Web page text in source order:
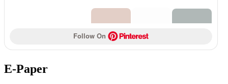
Follow On
E-Paper